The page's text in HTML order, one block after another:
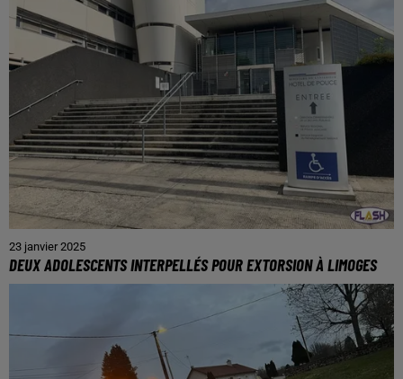
23 janvier 2025
DEUX ADOLESCENTS INTERPELLÉS POUR EXTORSION À LIMOGES